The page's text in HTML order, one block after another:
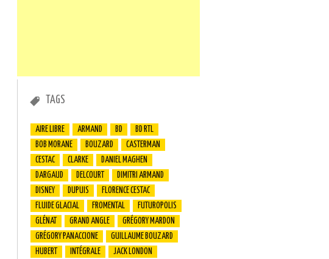
TAGS
AIRE LIBRE ARMAND BD
BD RTL
BOB MORANE
BOUZARD
CASTERMAN
CESTAC
CLARKE
DANIEL MAGHEN
DARGAUD
DELCOURT
DIMITRI ARMAND
DISNEY
DUPUIS
FLORENCE CESTAC
FLUIDE GLACIAL
FROMENTAL
FUTUROPOLIS
GLÉNAT
GRAND ANGLE
GRÉGORY MARDON
GRÉGORY PANACCIONE
GUILLAUME BOUZARD
HUBERT
INTÉGRALE
JACK LONDON